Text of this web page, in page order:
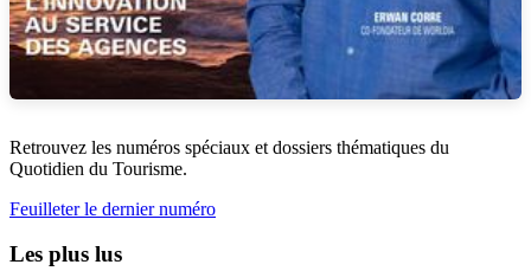
Retrouvez les numéros spéciaux et dossiers thématiques du
Quotidien du Tourisme.
Feuilleter le dernier numéro
Les plus lus